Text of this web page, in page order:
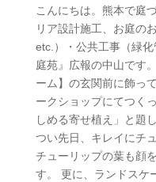
こんにちは。熊本で庭
リア設計施工、お庭の
etc.）・公共工事（緑
庭苑』広報の中山です
ーム】の玄関前に飾っ
ークショップにてつく
しめる寄せ植え」と題
つい先日、キレイにチ
チューリップの葉も顔
す。 更に、ランドスケ